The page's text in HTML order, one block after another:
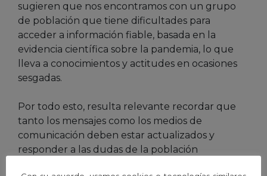
sugieren que nos encontramos con un grupo
de población que tiene dificultades para
acceder a información fiable, basada en la
evidencia científica sobre la pandemia, lo que
lleva a conocimientos y actitudes en ocasiones
sesgadas.
Por todo esto, resulta relevante recordar que
tanto los mensajes como los medios de
comunicación deben estar actualizados y
responder a las dudas de la población